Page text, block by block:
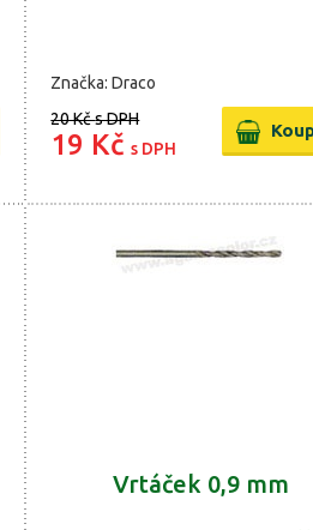
Značka: Draco
20 Kčs DPH
19 Kčs DPH
Vrtáček 0,9 mm